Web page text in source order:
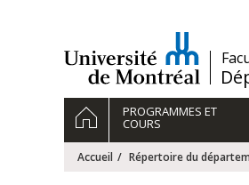
/
Navigation
principale
ACCUEILPROGRAMMES ET
COURS
Accueil Répertoire du